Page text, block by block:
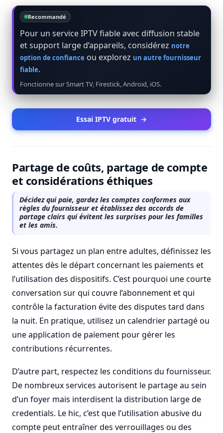
Recommandé
Pour un service IPTV fiable avec diffusion stable
et support large d’appareils, considérez notre
option de confiance ou explorez un autre fournisseur
fiable.
Fonctionne sur Smart TV, Firestick, Android, iOS.
Essai IPTV gratuit →
Partage de coûts, partage de compte
et considérations éthiques
Décidez qui paie, gardez les comptes conformes aux
règles du fournisseur et établissez des accords de
partage clairs qui évitent les surprises pour les familles
et les amis.
Si vous partagez un plan entre adultes, définissez les
attentes dès le départ concernant les paiements et
l’utilisation des dispositifs. C’est pourquoi une courte
conversation sur qui couvre l’abonnement et qui
contrôle la facturation évite des disputes tard dans
la nuit. En pratique, utilisez un calendrier partagé ou
une application de paiement pour gérer les
contributions récurrentes.
D’autre part, respectez les conditions du fournisseur.
De nombreux services autorisent le partage au sein
d’un foyer mais interdisent la distribution large de
credentials. Le hic, c’est que l’utilisation abusive du
compte peut entraîner des verrouillages ou des